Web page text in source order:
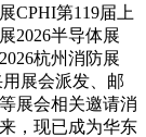
CPHI第119届上
2026半导体展
杭州消防展
展会派发、邮
展会相关邀请消
，现已成为华东